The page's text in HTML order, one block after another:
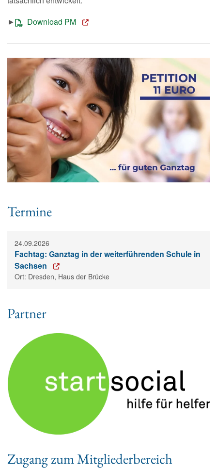
►
Download PM
Termine
24.09.2026
Fachtag: Ganztag in der weiterführenden Schule in
Sachsen
Ort: Dresden, Haus der Brücke
Partner
Zugang zum Mitgliederbereich